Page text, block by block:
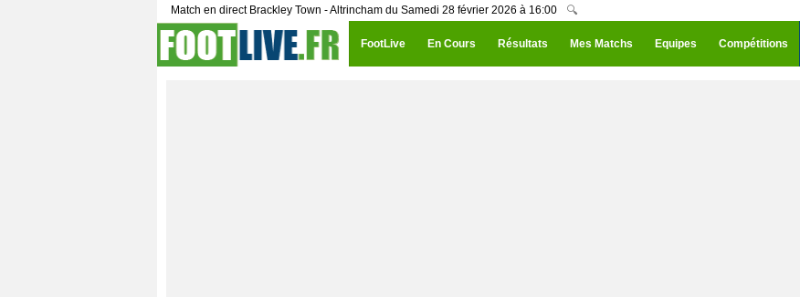
Match en direct Brackley Town - Altrincham du Samedi 28 février 2026 à 16:00 🔍
FootLive En Cours Résultats Mes Matchs Equipes Compétitions